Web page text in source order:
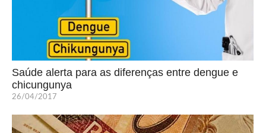
Saúde alerta para as diferenças entre dengue e
chicungunya
26/04/2017